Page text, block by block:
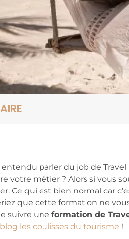
entendu parler du job de
votre métier ? Alors si vous
Ce qui est bien normal car
que cette formation ne
suivre une formation de
blog les coulisses du tourisme !